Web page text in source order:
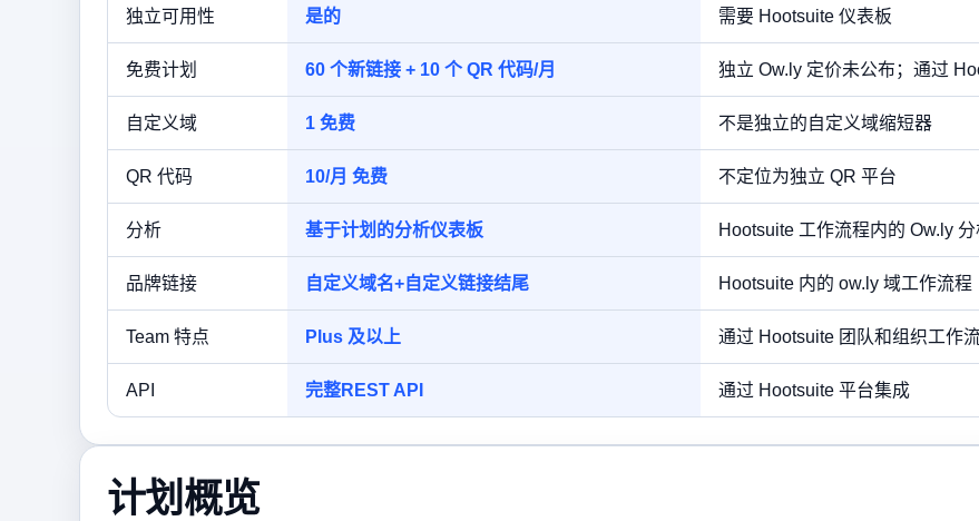
独立可用性 是的 需要 Hootsuite 仪表板
免费计划 60 个新链接 + 10 个 QR 代码/月 独立 Ow.ly 定价未公布；通过
自定义域 1 免费 不是独立的自定义域缩短器
QR 代码 10/月 免费 不定位为独立 QR 平台
分析 基于计划的分析仪表板 Hootsuite 工作流程内的 Ow.ly
品牌链接 自定义域名+自定义链接结尾 Hootsuite 内的 ow.ly 域工作流程
Team 特点 Plus 及以上 通过 Hootsuite 团队和组织工作
API 完整REST API 通过 Hootsuite 平台集成
计划概览